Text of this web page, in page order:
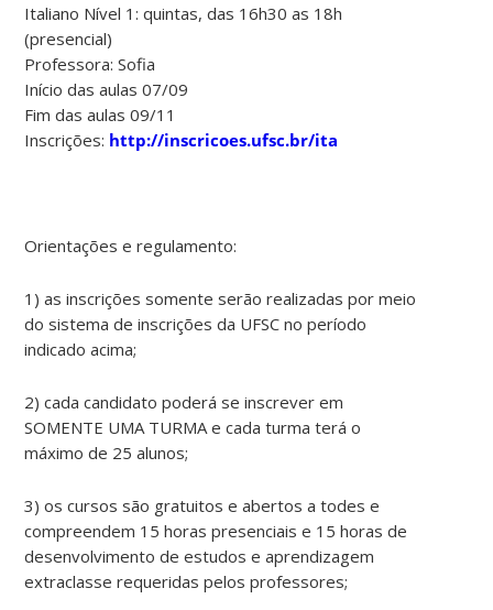
Italiano Nível 1: quintas, das 16h30 as 18h
(presencial)
Professora: Sofia
Início das aulas 07/09
Fim das aulas 09/11
Inscrições: http://inscricoes.ufsc.br/ita
Orientações e regulamento:
1) as inscrições somente serão realizadas por meio
do sistema de inscrições da UFSC no período
indicado acima;
2) cada candidato poderá se inscrever em
SOMENTE UMA TURMA e cada turma terá o
máximo de 25 alunos;
3) os cursos são gratuitos e abertos a todes e
compreendem 15 horas presenciais e 15 horas de
desenvolvimento de estudos e aprendizagem
extraclasse requeridas pelos professores;